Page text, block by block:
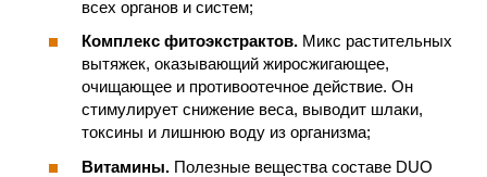
всех органов и систем;
Комплекс фитоэкстрактов. Микс растительных
вытяжек, оказывающий жиросжигающее,
очищающее и противоотечное действие. Он
стимулирует снижение веса, выводит шлаки,
токсины и лишнюю воду из организма;
Витамины. Полезные вещества составе DUO